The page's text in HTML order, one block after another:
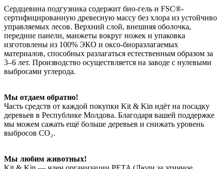
Сердцевина подгузника содержит био-гель и FSC®-
сертифицированную древесную массу без хлора из устойчиво
управляемых лесов. Верхний слой, внешняя оболочка,
передние панели, манжеты вокруг ножек и упаковка
изготовлены из 100% ЭКО и оксо-биоразлагаемых
материалов, способных разлагаться естественным образом за
3–6 лет. Производство осуществляется на заводе с нулевыми
выбросами углерода.
Мы отдаем обратно!
Часть средств от каждой покупки Kit & Kin идёт на посадку
деревьев в Республике Молдова. Благодаря вашей поддержке
мы можем сажать ещё больше деревьев и снижать уровень
выбросов CO₂.
Мы любим животных!